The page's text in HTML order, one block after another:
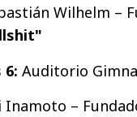
Wilhelm –
6: Auditorio
Inamoto –